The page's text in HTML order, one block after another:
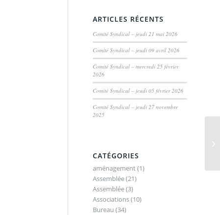
ARTICLES RÉCENTS
Comité Syndical – jeudi 21 mai 2026
Comité Syndical – jeudi 09 avril 2026
Comité Syndical – mercredi 25 février
2026
Comité Syndical – jeudi 05 février 2026
Comité Syndical – jeudi 27 novembre
2025
CATÉGORIES
aménagement(1)
Assemblée(21)
Assemblée(3)
Associations(10)
Bureau (34)